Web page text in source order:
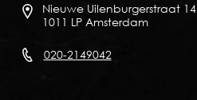
Nieuwe Uilenburgerstraat 14
1011 LP Amsterdam
020-2149042